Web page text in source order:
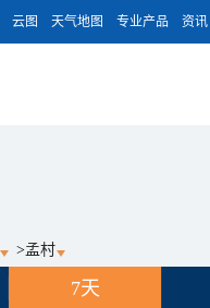
云图 天气地图 专业产品 资讯
>孟村
7天